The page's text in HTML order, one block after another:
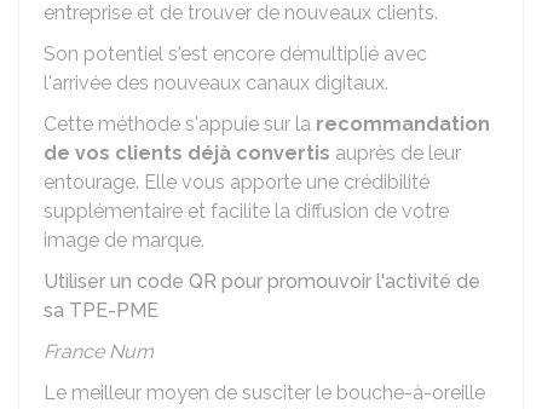
entreprise et de trouver de nouveaux clients.
Son potentiel s'est encore démultiplié avec
l'arrivée des nouveaux canaux digitaux.
Cette méthode s'appuie sur la recommandation
de vos clients déjà convertis auprès de leur
entourage. Elle vous apporte une crédibilité
supplémentaire et facilite la diffusion de votre
image de marque.
Utiliser un code QR pour promouvoir l'activité de
sa TPE-PME
France Num
Le meilleur moyen de susciter le bouche-à-oreille